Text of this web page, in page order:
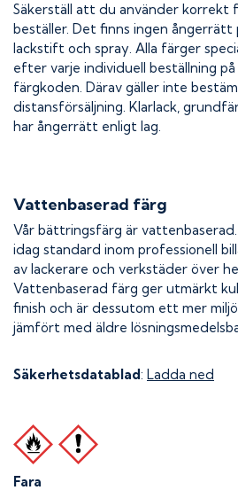
Säkerställ att du använder korrekt
beställer. Det finns ingen ångerrätt
lackstift och spray. Alla färger
efter varje individuell beställning
färgkoden. Därav gäller inte
distansförsäljning. Klarlack,
har ångerrätt enligt lag.
Vattenbaserad färg
Vår bättringsfärg är
idag standard inom professionell
av lackerare och verkstäder över
Vattenbaserad färg ger utmärkt
finish och är dessutom ett mer
jämfört med äldre
Säkerhetsdatablad: Ladda ned
Fara